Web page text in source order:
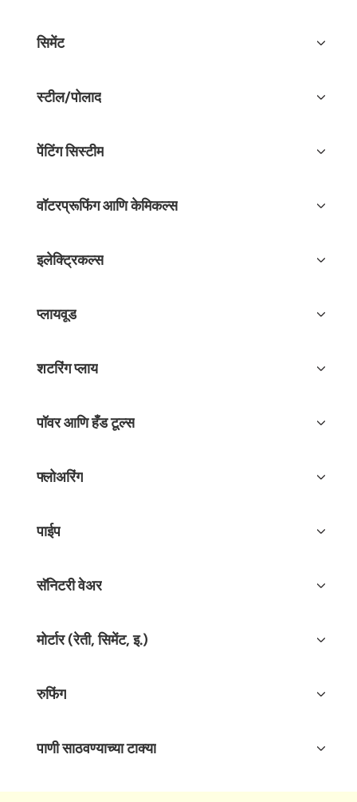
सिमेंट
स्टील/पोलाद
पेंटिंग सिस्टीम
वॉटरप्रूफिंग आणि केमिकल्स
इलेक्ट्रिकल्स
प्लायवूड
शटरिंग प्लाय
पॉवर आणि हँड टूल्स
फ्लोअरिंग
पाईप
सॅनिटरी वेअर
मोर्टार (रेती, सिमेंट, इ.)
रुफिंग
पाणी साठवण्याच्या टाक्या